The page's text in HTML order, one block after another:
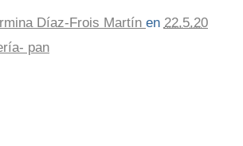
Irmina Díaz-Frois Martín en 22.5.20
pan